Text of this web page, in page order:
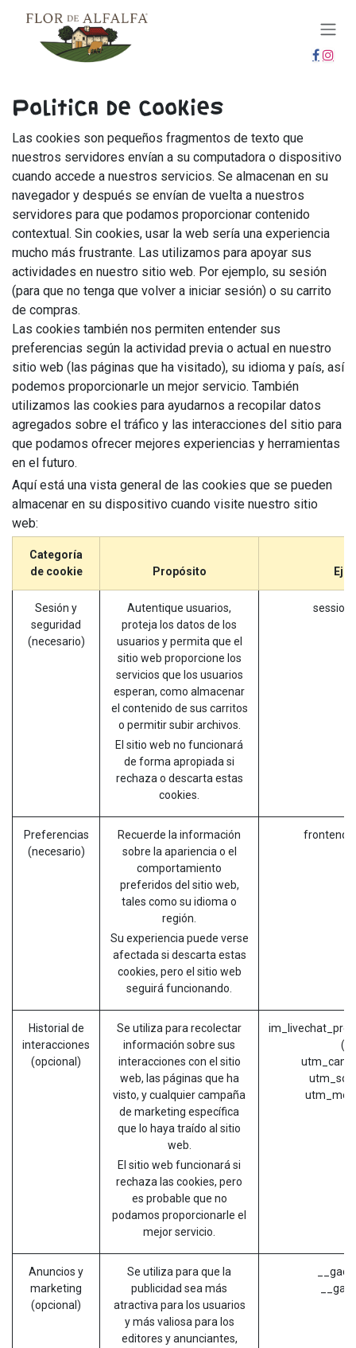
Política de cookies
Las cookies son pequeños fragmentos de texto que
nuestros servidores envían a su computadora o dispositivo
cuando accede a nuestros servicios. Se almacenan en su
navegador y después se envían de vuelta a nuestros
servidores para que podamos proporcionar contenido
contextual. Sin cookies, usar la web sería una experiencia
mucho más frustrante. Las utilizamos para apoyar sus
actividades en nuestro sitio web. Por ejemplo, su sesión
(para que no tenga que volver a iniciar sesión) o su carrito
de compras.
Las cookies también nos permiten entender sus
preferencias según la actividad previa o actual en nuestro
sitio web (las páginas que ha visitado), su idioma y país, así
podemos proporcionarle un mejor servicio. También
utilizamos las cookies para ayudarnos a recopilar datos
agregados sobre el tráfico y las interacciones del sitio para
que podamos ofrecer mejores experiencias y herramientas
en el futuro.
Aquí está una vista general de las cookies que se pueden
almacenar en su dispositivo cuando visite nuestro sitio
web:
Categoría
de cookie
Propósito
Sesión y
seguridad
(necesario)
Autentique usuarios,
proteja los datos de los
usuarios y permita que el
sitio web proporcione los
servicios que los usuarios
esperan, como almacenar
el contenido de sus carritos
o permitir subir archivos.
El sitio web no funcionará
de forma apropiada si
rechaza o descarta estas
cookies.
Preferencias
(necesario)
Recuerde la información
sobre la apariencia o el
comportamiento
preferidos del sitio web,
tales como su idioma o
región.
Su experiencia puede verse
afectada si descarta estas
cookies, pero el sitio web
seguirá funcionando.
Historial de
interacciones
(opcional)
Se utiliza para recolectar
información sobre sus
interacciones con el sitio
web, las páginas que ha
visto, y cualquier campaña
de marketing específica
que lo haya traído al sitio
web.
El sitio web funcionará si
rechaza las cookies, pero
es probable que no
podamos proporcionarle el
mejor servicio.
Anuncios y
marketing
(opcional)
Se utiliza para que la
publicidad sea más
atractiva para los usuarios
y más valiosa para los
editores y anunciantes,